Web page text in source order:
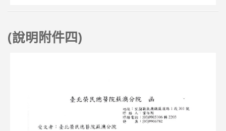
(說明附件四)